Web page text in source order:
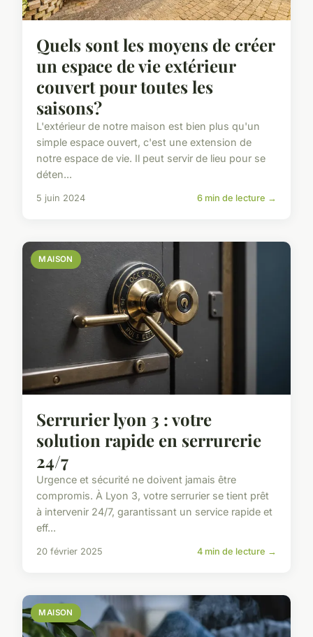
Quels sont les moyens de créer
un espace de vie extérieur
couvert pour toutes les
saisons?
L'extérieur de notre maison est bien plus qu'un
simple espace ouvert, c'est une extension de
notre espace de vie. Il peut servir de lieu pour se
déten...
5 juin 2024 6 min de lecture →
MAISON
Serrurier lyon 3 : votre
solution rapide en serrurerie
24/7
Urgence et sécurité ne doivent jamais être
compromis. À Lyon 3, votre serrurier se tient prêt
à intervenir 24/7, garantissant un service rapide et
eff...
20 février 2025 4 min de lecture →
MAISON